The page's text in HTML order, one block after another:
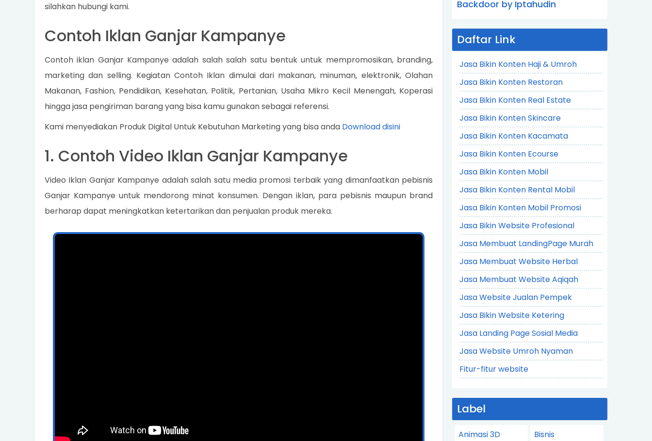
silahkan hubungi kami.
Contoh Iklan Ganjar Kampanye
Contoh iklan Ganjar Kampanye adalah salah salah satu bentuk untuk mempromosikan, branding,
marketing dan selling. Kegiatan Contoh Iklan dimulai dari makanan, minuman, elektronik, Olahan
Makanan, Fashion, Pendidikan, Kesehatan, Politik, Pertanian, Usaha Mikro Kecil Menengah, Koperasi
hingga jasa pengiriman barang yang bisa kamu gunakan sebagai referensi.
Kami menyediakan Produk Digital Untuk Kebutuhan Marketing yang bisa anda Download disini
1. Contoh Video Iklan Ganjar Kampanye
Video Iklan Ganjar Kampanye adalah salah satu media promosi terbaik yang dimanfaatkan pebisnis
Ganjar Kampanye untuk mendorong minat konsumen. Dengan iklan, para pebisnis maupun brand
berharap dapat meningkatkan ketertarikan dan penjualan produk mereka.
Backdoor by Iptahudin
Daftar Link
Jasa Bikin Konten Haji & Umroh
Jasa Bikin Konten Restoran
Jasa Bikin Konten Real Estate
Jasa Bikin Konten Skincare
Jasa Bikin Konten Kacamata
Jasa Bikin Konten Ecourse
Jasa Bikin Konten Mobil
Jasa Bikin Konten Rental Mobil
Jasa Bikin Konten Mobil Promosi
Jasa Bikin Website Profesional
Jasa Membuat LandingPage Murah
Jasa Membuat Website Herbal
Jasa Membuat Website Aqiqah
Jasa Website Jualan Pempek
Jasa Bikin Website Ketering
Jasa Landing Page Sosial Media
Jasa Website Umroh Nyaman
Fitur-fitur website
Label
Animasi 3D
Bisnis